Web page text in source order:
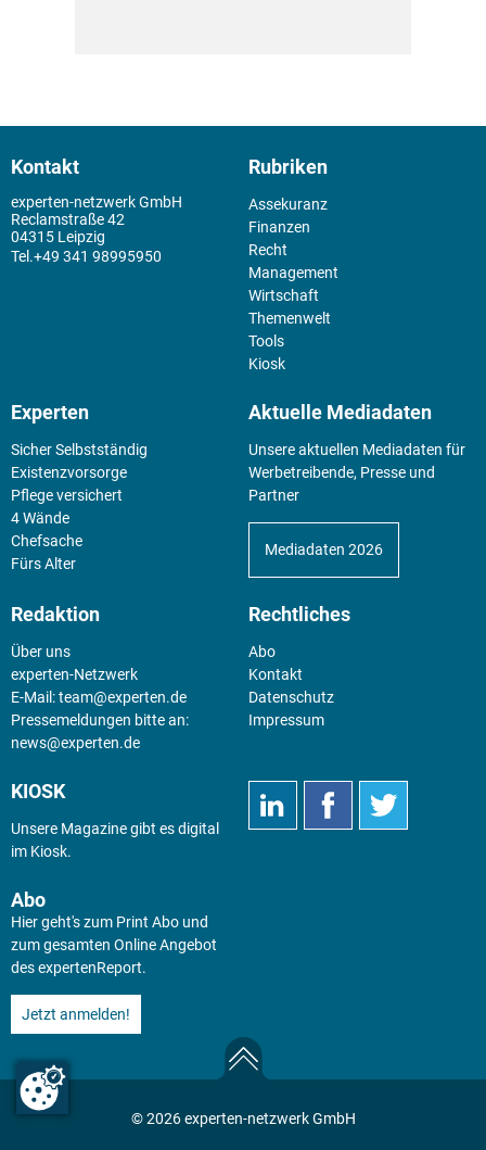
Kontakt
experten-netzwerk GmbH
Reclamstraße 42
04315 Leipzig
+49 341 98995950
Rubriken
Assekuranz
Finanzen
Recht
Management
Wirtschaft
Themenwelt
Tools
Kiosk
Experten
Sicher Selbstständig
Existenz­vorsorge
Pflege versichert
4 Wände
Chefsache
Fürs Alter
Aktuelle Mediadaten
Unsere aktuellen Mediadaten für
Werbetreibende, Presse und
Partner
Mediadaten 2026
Redaktion
Über uns
experten-Netzwerk
E-Mail:team@experten.de
Pressemeldungen bitte an:
news@experten.de
Rechtliches
Abo
Kontakt
Datenschutz
Impressum
KIOSK
Unsere Magazine gibt es digital
im Kiosk.
Abo
Hier geht's zum Print Abo und
zum gesamten Online Angebot
des expertenReport.
Jetzt anmelden!
© 2026 experten-netzwerk GmbH